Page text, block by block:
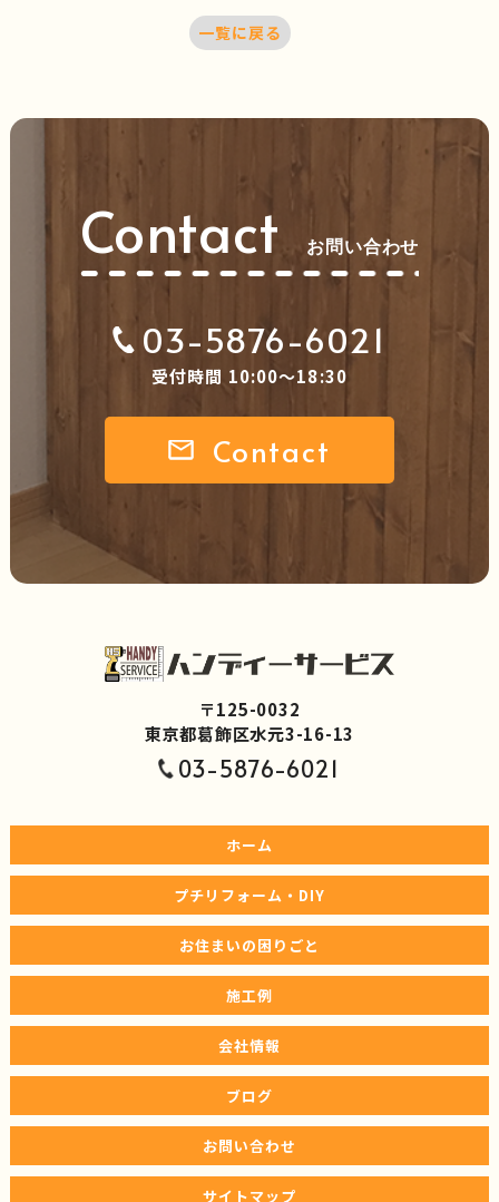
一覧に戻る
Contact お問い合わせ
03-5876-6021
受付時間 10:00～18:30
Contact
〒125-0032
東京都葛飾区水元3-16-13
03-5876-6021
ホーム
プチリフォーム・DIY
お住まいの困りごと
施工例
会社情報
ブログ
お問い合わせ
サイトマップ